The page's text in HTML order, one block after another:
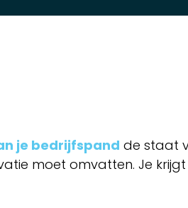
je bedrijfspand de staat
moet omvatten. Je